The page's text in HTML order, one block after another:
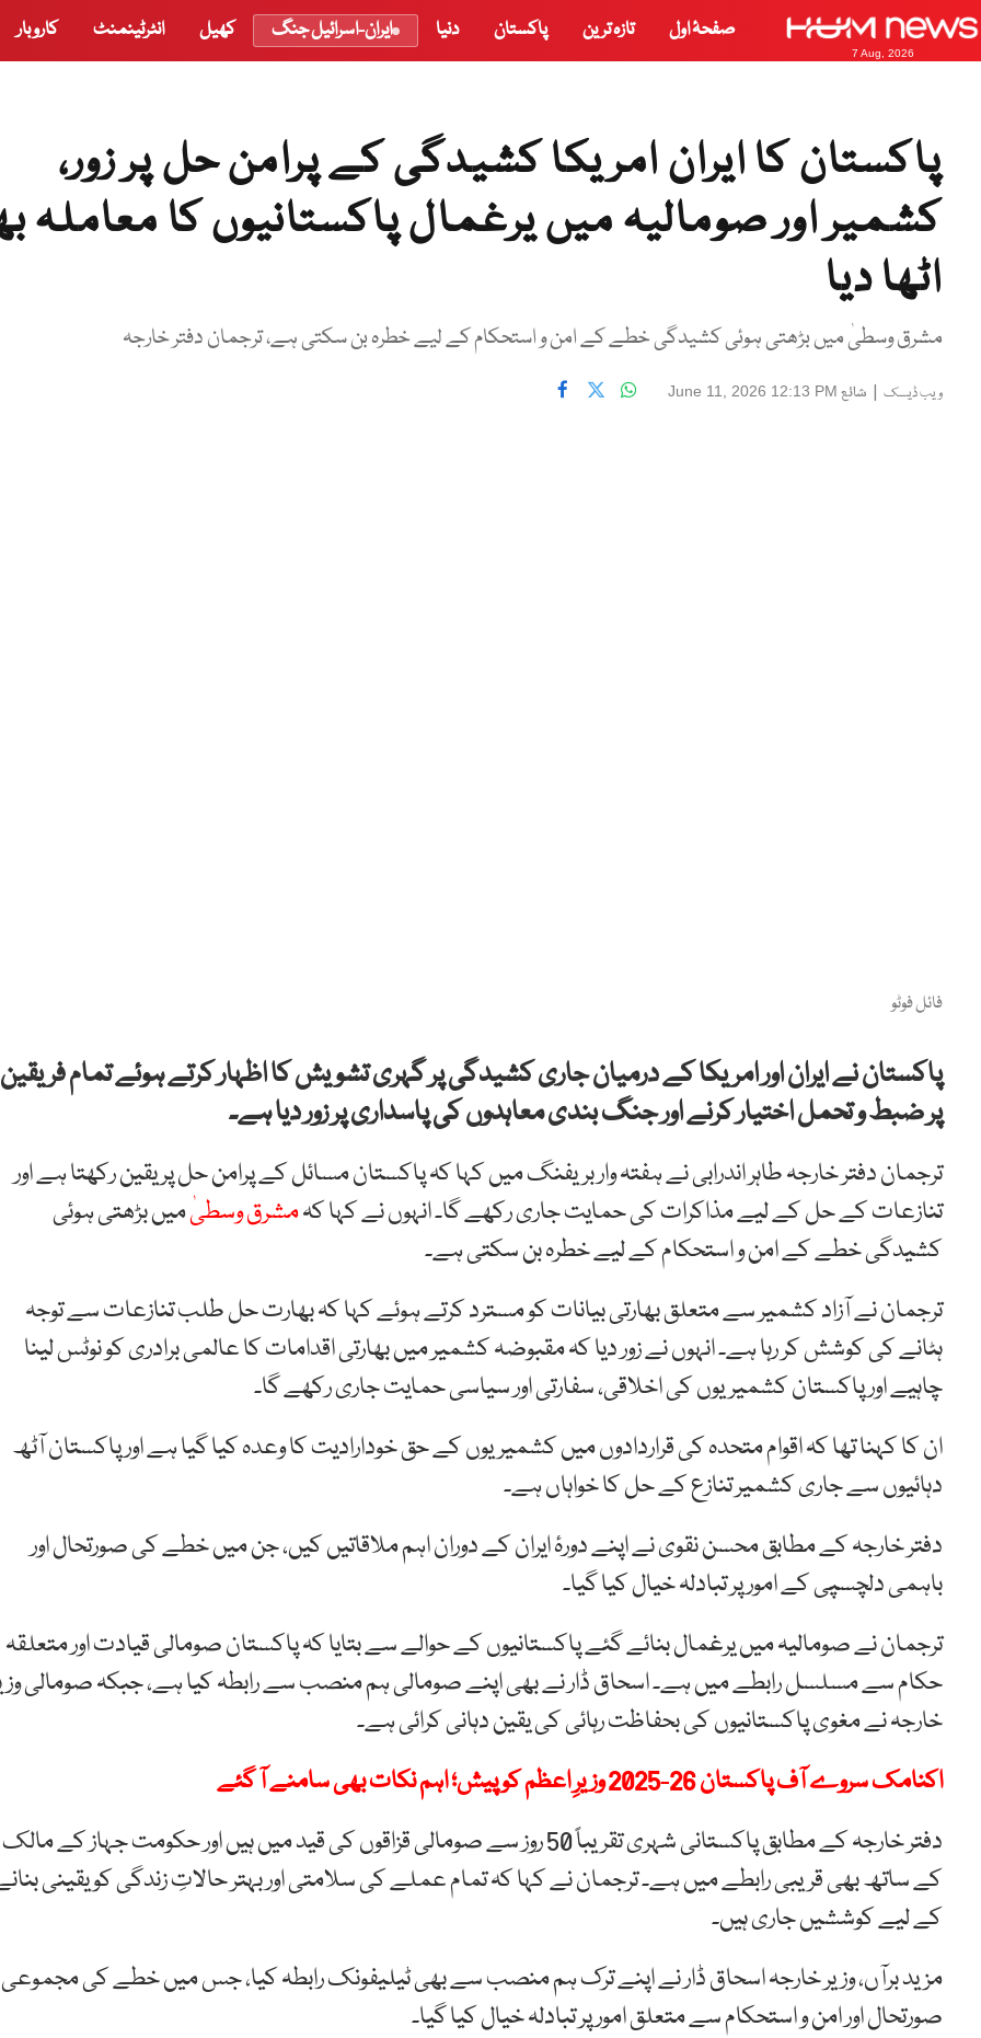
7 Aug, 2026
صفحۂ اول تازہ ترین پاکستان دنیا ایران-اسرائیل جنگ کھیل انٹرٹینمنٹ کاروبار
پاکستان کا ایران امریکا کشیدگی کے پرامن حل پر زور،
کشمیر اور صومالیہ میں یرغمال پاکستانیوں کا معاملہ
اٹھا دیا
مشرق وسطیٰ میں بڑھتی ہوئی کشیدگی خطے کے امن و استحکام کے لیے خطرہ بن سکتی ہے، ترجمان دفتر خارجہ
ویب ڈیسک | شائع June 11, 2026 12:13 PM
فائل فوٹو
پاکستان نے ایران اور امریکا کے درمیان جاری کشیدگی پر گہری تشویش کا اظہار کرتے ہوئے تمام فریقین
پر ضبط و تحمل اختیار کرنے اور جنگ بندی معاہدوں کی پاسداری پر زور دیا ہے۔
ترجمان دفتر خارجہ طاہر اندرابی نے ہفتہ وار بریفنگ میں کہا کہ پاکستان مسائل کے پرامن حل پر یقین رکھتا ہے اور
تنازعات کے حل کے لیے مذاکرات کی حمایت جاری رکھے گا۔ انہوں نے کہا کہمشرق وسطیٰمیں بڑھتی ہوئی
کشیدگی خطے کے امن و استحکام کے لیے خطرہ بن سکتی ہے۔
ترجمان نے آزاد کشمیر سے متعلق بھارتی بیانات کو مسترد کرتے ہوئے کہا کہ بھارت حل طلب تنازعات سے توجہ
ہٹانے کی کوشش کر رہا ہے۔ انہوں نے زور دیا کہ مقبوضہ کشمیر میں بھارتی اقدامات کا عالمی برادری کو نوٹس لینا
چاہیے اور پاکستان کشمیریوں کی اخلاقی، سفارتی اور سیاسی حمایت جاری رکھے گا۔
ان کا کہنا تھا کہ اقوام متحدہ کی قراردادوں میں کشمیریوں کے حق خودارادیت کا وعدہ کیا گیا ہے اور پاکستان آٹھ
دہائیوں سے جاری کشمیر تنازع کے حل کا خواہاں ہے۔
دفتر خارجہ کے مطابق محسن نقوی نے اپنے دورۂ ایران کے دوران اہم ملاقاتیں کیں، جن میں خطے کی صورتحال اور
باہمی دلچسپی کے امور پر تبادلہ خیال کیا گیا۔
ترجمان نے صومالیہ میں یرغمال بنائے گئے پاکستانیوں کے حوالے سے بتایا کہ پاکستان صومالی قیادت اور متعلقہ
حکام سے مسلسل رابطے میں ہے۔ اسحاق ڈار نے بھی اپنے صومالی ہم منصب سے رابطہ کیا ہے، جبکہ صومالی
خارجہ نے مغوی پاکستانیوں کی بحفاظت رہائی کی یقین دہانی کرائی ہے۔
اکنامک سروے آف پاکستان 26-2025 وزیرِ اعظم کو پیش؛ اہم نکات بھی سامنے آ گئے
دفتر خارجہ کے مطابق پاکستانی شہری تقریباً 50 روز سے صومالی قزاقوں کی قید میں ہیں اور حکومت جہاز کے مالک
کے ساتھ بھی قریبی رابطے میں ہے۔ ترجمان نے کہا کہ تمام عملے کی سلامتی اور بہتر حالاتِ زندگی کو یقینی
کے لیے کوششیں جاری ہیں۔
مزید برآں، وزیر خارجہ اسحاق ڈار نے اپنے ترک ہم منصب سے بھی ٹیلیفونک رابطہ کیا، جس میں خطے کی مجموعی
صورتحال اور امن و استحکام سے متعلق امور پر تبادلہ خیال کیا گیا۔